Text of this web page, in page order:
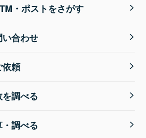
・ポストをさがす
合わせ
依頼
調べる
調べる